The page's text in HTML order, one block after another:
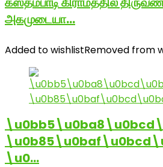
அகமுடையா…
Added to wishlistRemoved from
\u0…